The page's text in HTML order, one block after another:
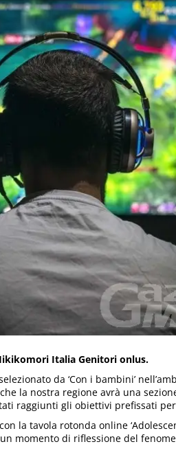
Italia Genitori onlus.
da ‘Con i bambini’
la nostra regione avrà una
raggiunti gli obiettivi prefissati
la tavola rotonda online
momento di riflessione del